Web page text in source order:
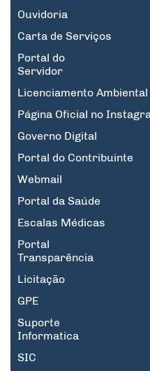
Ouvidoria
Carta de Serviços
Portal do
Servidor
Licenciamento Ambiental
Página Oficial no
Governo Digital
Portal do Contribuinte
Webmail
Portal da Saúde
Escalas Médicas
Portal
Transparência
Licitação
GPE
Suporte
Informatica
SIC